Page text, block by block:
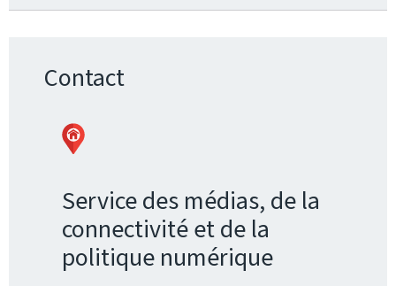
Contact
Service des médias, de la
connectivité et de la
politique numérique